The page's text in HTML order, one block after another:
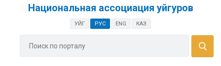
Национальная ассоциация уйгуров
УЙГ РУС ENG КАЗ